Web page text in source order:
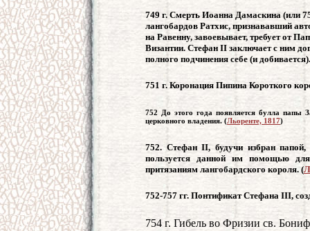
749 г. Смерть Иоанна Дамаскина (или
лангобардов Ратхис, признававший
на Равенну, завоевывает, требует от
Византии. Стефан II заключает с ним
полного подчинения себе (и добивается).
751 г. Коронация Пипина Короткого
752 До этого года появляется булла папы
церковного владения. (Льоренте, 1817)
752. Стефан II, будучи избран
пользуется данной им помощью
притязаниям лангобардского короля. (
752-757 гг. Понтификат Стефана III,
754 г. Гибель во Фризии св.